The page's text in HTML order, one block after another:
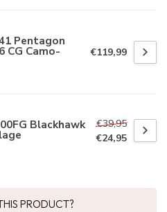
Pentagon
CG Camo- €119,99
Blackhawk
€39,95
€24,95
PRODUCT?